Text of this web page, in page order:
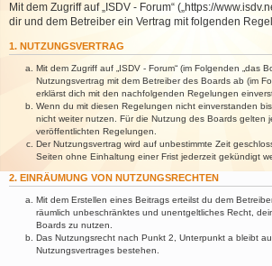
Mit dem Zugriff auf „ISDV - Forum“ („https://
dir und dem Betreiber ein Vertrag mit folgenden
1. NUTZUNGSVERTRAG
Mit dem Zugriff auf „ISDV - Forum“ (im Folgenden „das
Nutzungsvertrag mit dem Betreiber des Boards ab (im
erklärst dich mit den nachfolgenden Regelungen
Wenn du mit diesen Regelungen nicht einverstanden
nicht weiter nutzen. Für die Nutzung des Boards gelten
veröffentlichten Regelungen.
Der Nutzungsvertrag wird auf unbestimmte Zeit
Seiten ohne Einhaltung einer Frist jederzeit gekündigt
2. EINRÄUMUNG VON NUTZUNGSRECHTEN
Mit dem Erstellen eines Beitrags erteilst du dem
räumlich unbeschränktes und unentgeltliches Recht,
Boards zu nutzen.
Das Nutzungsrecht nach Punkt 2, Unterpunkt a bleibt
Nutzungsvertrages bestehen.